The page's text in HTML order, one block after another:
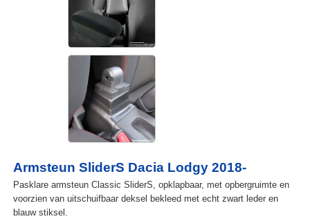
Armsteun SliderS Dacia Lodgy 2018-
Pasklare armsteun Classic SliderS, opklapbaar, met opbergruimte en
voorzien van uitschuifbaar deksel bekleed met echt zwart leder en
blauw stiksel.